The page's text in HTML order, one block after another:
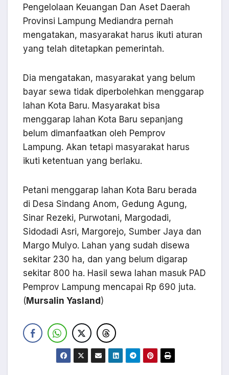
Pengelolaan Keuangan Dan Aset Daerah
Provinsi Lampung Mediandra pernah
mengatakan, masyarakat harus ikuti aturan
yang telah ditetapkan pemerintah.
Dia mengatakan, masyarakat yang belum
bayar sewa tidak diperbolehkan menggarap
lahan Kota Baru. Masyarakat bisa
menggarap lahan Kota Baru sepanjang
belum dimanfaatkan oleh Pemprov
Lampung. Akan tetapi masyarakat harus
ikuti ketentuan yang berlaku.
Petani menggarap lahan Kota Baru berada
di Desa Sindang Anom, Gedung Agung,
Sinar Rezeki, Purwotani, Margodadi,
Sidodadi Asri, Margorejo, Sumber Jaya dan
Margo Mulyo. Lahan yang sudah disewa
sekitar 230 ha, dan yang belum digarap
sekitar 800 ha. Hasil sewa lahan masuk PAD
Pemprov Lampung mencapai Rp 690 juta.
( Mursalin Yasland )